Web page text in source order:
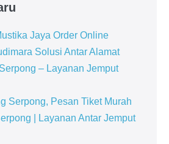
Jaya Order Online
Solusi Antar Alamat
– Layanan Jemput
Serpong, Pesan Tiket Murah
| Layanan Antar Jemput